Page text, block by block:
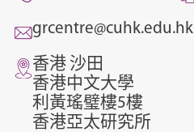
grcentre@cuhk.edu.hk
香港 沙田
香港中文大學
利黃瑤璧樓5樓
香港亞太研究所